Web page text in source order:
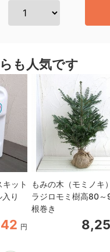
も人気です
ット
り
円
もみの木（モミノキ
ラジロモミ樹高80
根巻き